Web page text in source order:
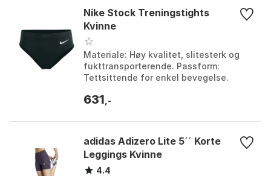
Nike Stock Treningstights
Kvinne
Materiale: Høy kvalitet, slitesterk og
fukttransporterende. Passform:
Tettsittende for enkel bevegelse.
Black. Størrels...
631 ,-
adidas Adizero Lite 5´´ Korte
Leggings Kvinne
4.4